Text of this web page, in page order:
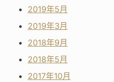
2019年5月
2019年3月
2018年9月
2018年5月
2017年10月